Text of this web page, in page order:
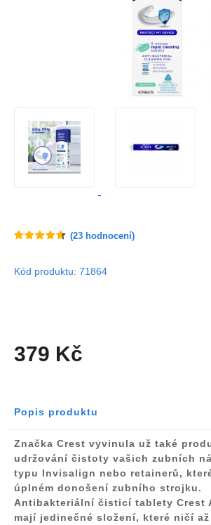
(23 hodnocení)
Kód produktu: 71864
379 Kč
Popis produktu
Značka Crest vyvinula už také
udržování čistoty vašich zubních
typu Invisalign nebo retainerů,
úplném donošení zubního strojku.
Antibakteriální čisticí tablety Crest
mají jedinečné složení, které ničí